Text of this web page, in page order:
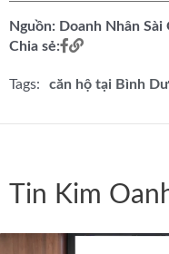
Nguồn: Doanh Nhân Sài
Chia sẻ:
Tags: căn hộ tại Bình
Tin Kim